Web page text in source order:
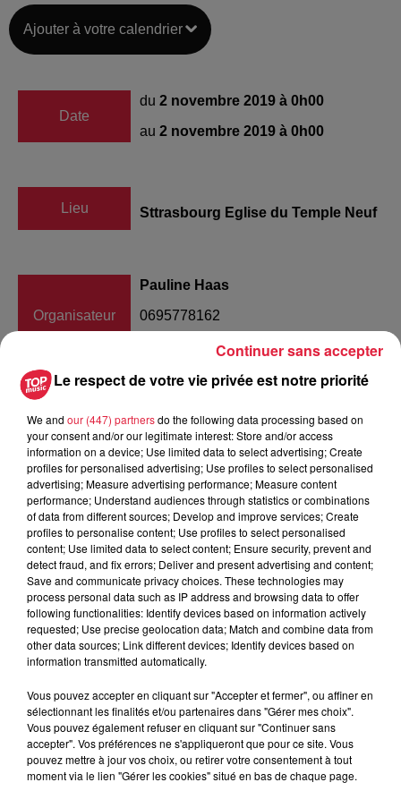
Ajouter à votre calendrier
Date
du 2 novembre 2019 à 0h00
au 2 novembre 2019 à 0h00
Lieu Sttrasbourg Eglise du Temple Neuf
Organisateur
Pauline Haas
0695778162
paulineharpe@gmail.com
Tarif Gratuit
Bach to the future L'art de la fugue revisité Samedi 2
novembre à 20h30 Église protestante du Temple Neuf de
Strasbourg Source d'inspiration inépuisable énigme
éternelle mathématique musicale l'Art de la Fugue de Jean-
Sébastien Bach ne cesse d'intriguer et de passionner.
Commencé probablement en 1740 Bach y travaillera jusqu'à
sa mort dix ans plus tard la laissant aux générations futures
comme un testament inachevé. Le festival A C-urs Battants
vous propose de (re)-découvrir l'Art de la Fugue revisité par
des instruments inventés bien après la mort du compositeur
ondes Martenot marimba harpe classique Beatbox et
musique assistée par ordinateur se succèderont se mêleront
pour offrir à l'auditeur une écoute nouvelle. Un clavecin tout
de même fera entendre sa voix tel un retour aux sources.
Le respect de votre vie privée est notre priorité
We and our (447) partnersdo the following data processing based on
your consent and/or our legitimate interest: Store and/or access
information on a device; Use limited data to select advertising; Create
profiles for personalised advertising; Use profiles to select personalised
advertising; Measure advertising performance; Measure content
performance; Understand audiences through statistics or combinations
of data from different sources; Develop and improve services; Create
profiles to personalise content; Use profiles to select personalised
content; Use limited data to select content; Ensure security, prevent and
detect fraud, and fix errors; Deliver and present advertising and content;
Save and communicate privacy choices. These technologies may
process personal data such as IP address and browsing data to offer
following functionalities: Identify devices based on information actively
requested; Use precise geolocation data; Match and combine data from
other data sources; Link different devices; Identify devices based on
information transmitted automatically.
Vous pouvez accepter en cliquant sur "Accepter et fermer", ou affiner en
sélectionnant les finalités et/ou partenaires dans "Gérer mes choix".
Vous pouvez également refuser en cliquant sur "Continuer sans
accepter". Vos préférences ne s'appliqueront que pour ce site. Vous
pouvez mettre à jour vos choix, ou retirer votre consentement à tout
moment via le lien "Gérer les cookies" situé en bas de chaque page.
Continuer sans accepter